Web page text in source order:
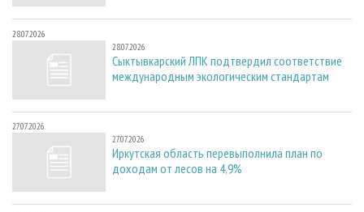
28.07.2026
28.07.2026
Сыктывкарский ЛПК подтвердил соответствие
международным экологическим стандартам
27.07.2026
27.07.2026
Иркутская область перевыполнила план по
доходам от лесов на 4,9%